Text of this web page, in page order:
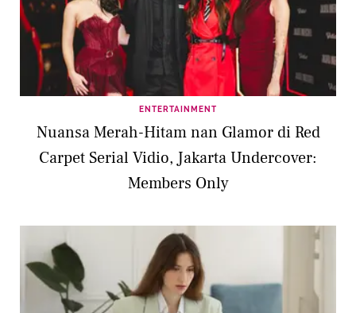
ENTERTAINMENT
Nuansa Merah-Hitam nan Glamor di Red
Carpet Serial Vidio, Jakarta Undercover:
Members Only